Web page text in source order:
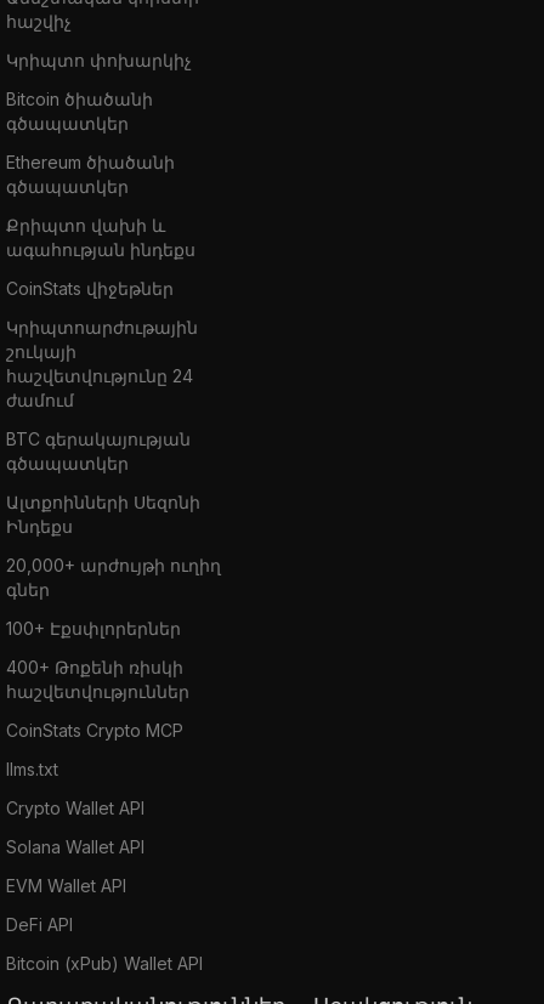
հաշվիչ
Կրիպտո փոխարկիչ
Bitcoin ծիածանի
գծապատկեր
Ethereum ծիածանի
գծապատկեր
Քրիպտո վախի և
ագահության ինդեքս
CoinStats վիջեթներ
Կրիպտոարժութային
շուկայի
հաշվետվությունը 24
ժամում
BTC գերակայության
գծապատկեր
Ալտքոինների Սեզոնի
Ինդեքս
20,000+ արժույթի ուղիղ
գներ
100+ Էքսփլորերներ
400+ Թոքենի ռիսկի
հաշվետվություններ
CoinStats Crypto MCP
llms.txt
Crypto Wallet API
Solana Wallet API
EVM Wallet API
DeFi API
Bitcoin (xPub) Wallet API